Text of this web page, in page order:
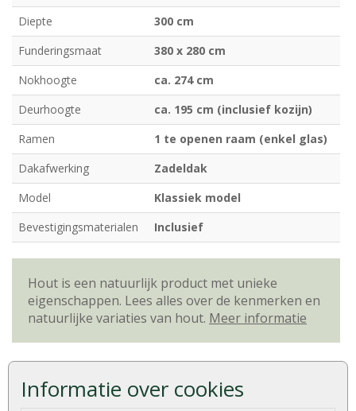
Informatie over cookies
Diepte
300 cm
Funderingsmaat
380 x 280 cm
Nokhoogte
ca. 274 cm
Deurhoogte
ca. 195 cm (inclusief kozijn)
Ramen
1 te openen raam (enkel glas)
Dakafwerking
Zadeldak
Model
Klassiek model
Bevestigingsmaterialen
Inclusief
Hout is een natuurlijk product met unieke
eigenschappen. Lees alles over de kenmerken en
natuurlijke variaties van hout. Meer informatie
Beoordelingen